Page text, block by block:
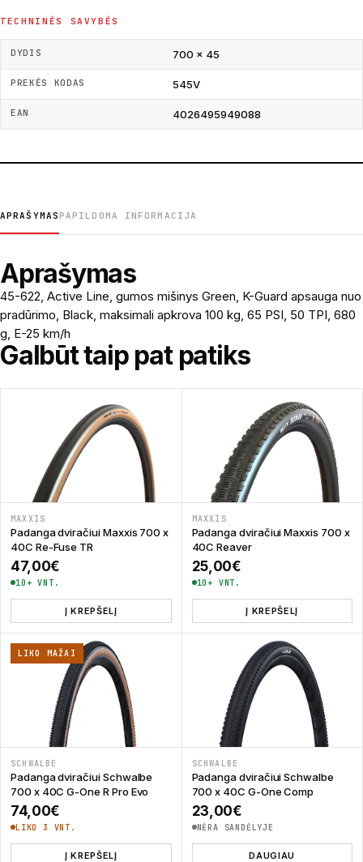
TECHNINĖS SAVYBĖS
DYDIS 700 × 45
PREKĖS KODAS 545V
EAN 4026495949088
APRAŠYMAS PAPILDOMA INFORMACIJA
Aprašymas
45-622, Active Line, gumos mišinys Green, K-Guard apsauga nuo
pradūrimo, Black, maksimali apkrova 100 kg, 65 PSI, 50 TPI, 680
g, E-25 km/h
Galbūt taip pat patiks
MAXXIS
Padanga dviračiui Maxxis 700 x
40C Re-Fuse TR
47,00€
10+ VNT.
Į KREPŠELĮ
MAXXIS
Padanga dviračiui Maxxis 700 x
40C Reaver
25,00€
10+ VNT.
Į KREPŠELĮ
LIKO MAŽAI
SCHWALBE
Padanga dviračiui Schwalbe
700 x 40C G-One R Pro Evo
74,00€
LIKO 3 VNT.
Į KREPŠELĮ
SCHWALBE
Padanga dviračiui Schwalbe
700 x 40C G-One Comp
23,00€
NĖRA SANDĖLYJE
DAUGIAU